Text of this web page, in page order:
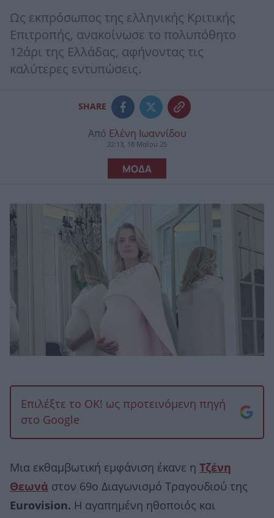
Ως εκπρόσωπος της ελληνικής Κριτικής
Επιτροπής, ανακοίνωσε το πολυπόθητο
12άρι της Ελλάδας, αφήνοντας τις
καλύτερες εντυπώσεις.
SHARE
Από Ελένη Ιωαννίδου
22:13, 18 Μαΐου 25
ΜΟΔΑ
Επιλέξτε το OK! ως προτεινόμενη πηγή
στο Google
Μια εκθαμβωτική εμφάνιση έκανε η Τζένη
Θεωνά στον 69ο Διαγωνισμό Τραγουδιού της
Eurovision. Η αγαπημένη ηθοποιός και